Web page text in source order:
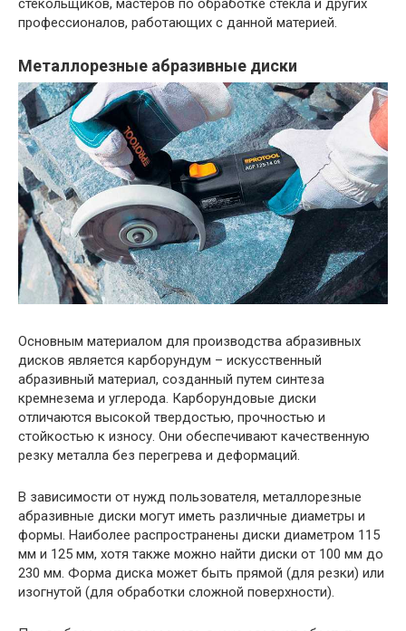
стекольщиков, мастеров по обработке стекла и других
профессионалов, работающих с данной материей.
Металлорезные абразивные диски
Основным материалом для производства абразивных
дисков является карборундум – искусственный
абразивный материал, созданный путем синтеза
кремнезема и углерода. Карборундовые диски
отличаются высокой твердостью, прочностью и
стойкостью к износу. Они обеспечивают качественную
резку металла без перегрева и деформаций.
В зависимости от нужд пользователя, металлорезные
абразивные диски могут иметь различные диаметры и
формы. Наиболее распространены диски диаметром 115
мм и 125 мм, хотя также можно найти диски от 100 мм до
230 мм. Форма диска может быть прямой (для резки) или
изогнутой (для обработки сложной поверхности).